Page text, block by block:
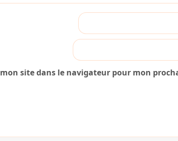
site dans le navigateur pour mon